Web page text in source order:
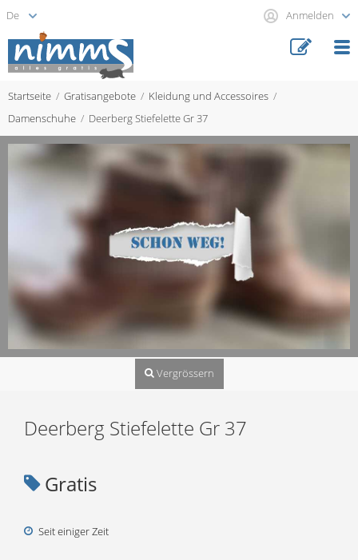
Anmelden
Startseite Gratisangebote
Kleidung und Accessoires
Damenschuhe
Deerberg Stiefelette Gr 37
Vergrössern
Deerberg Stiefelette Gr 37
Gratis
Seit einiger Zeit